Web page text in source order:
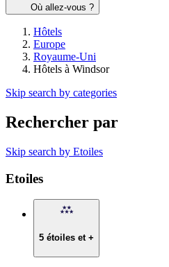
Où allez-vous ?
Hôtels
Europe
Royaume-Uni
Hôtels à Windsor
Skip search by categories
Rechercher par
Skip search by Etoiles
Etoiles
5 étoiles et +